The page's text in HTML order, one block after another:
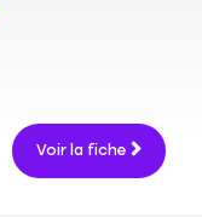
Voir la fiche